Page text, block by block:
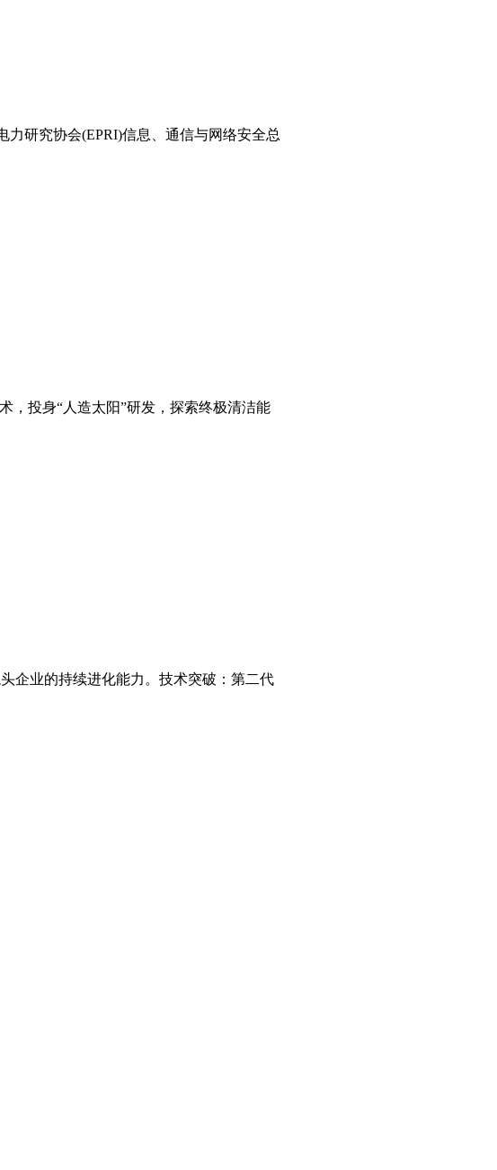
研究协会(EPRI)信息、通信与网络安全总
，投身“人造太阳”研发，探索终极清洁能
企业的持续进化能力。技术突破：第二代